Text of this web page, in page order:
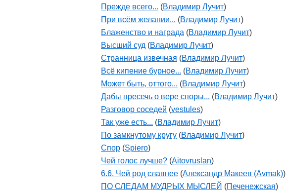
Прежде всего... (Владимир Лучит)
При всём желании... (Владимир Лучит)
Блаженство и награда (Владимир Лучит)
Высший суд (Владимир Лучит)
Странница извечная (Владимир Лучит)
Всё кипение бурное... (Владимир Лучит)
Может быть, оттого... (Владимир Лучит)
Дабы пресечь о вере споры... (Владимир Лучит)
Разговор соседей (vestules)
Так уже есть... (Владимир Лучит)
По замкнутому кругу (Владимир Лучит)
Спор (Spiero)
Чей голос лучше? (Aitovruslan)
6.6. Чей род славнее (Александр Макеев (Avmak))
ПО СЛЕДАМ МУДРЫХ МЫСЛЕЙ (Печенежская)